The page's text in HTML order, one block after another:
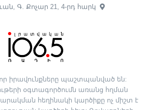
Գ. Քոչար 21, 4-րդ հարկ
իրավունքները պաշտպանված են:
օգտագործումն առանց հղման
հեղինակի կարծիքը ոչ միշտ է